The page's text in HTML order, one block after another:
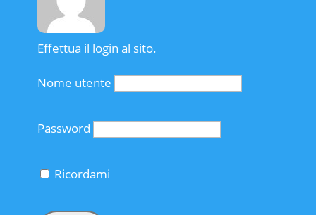
Effettua il login al sito.
Nome utente
Password
Ricordami